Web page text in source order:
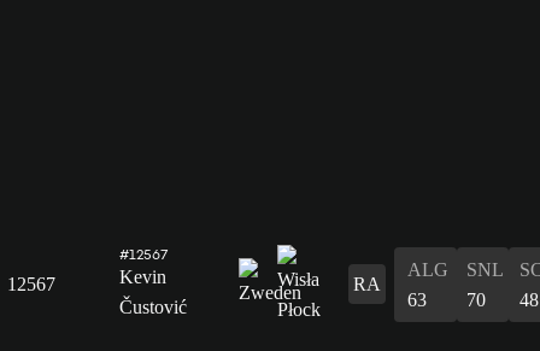
12567
#12567
Kevin
Čustović
RA
ALG
63
SNL
70
48